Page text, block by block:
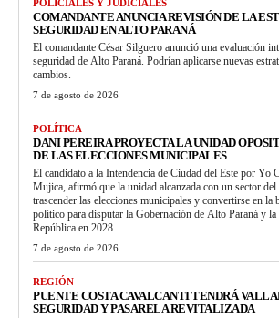
POLICIALES Y JUDICIALES
COMANDANTE ANUNCIA REVISIÓN DE LA
SEGURIDAD EN ALTO PARANÁ
El comandante César Silguero anunció una evaluación
seguridad de Alto Paraná. Podrían aplicarse nuevas
cambios.
7 de agosto de 2026
POLÍTICA
DANI PEREIRA PROYECTA LA UNIDAD
DE LAS ELECCIONES MUNICIPALES
El candidato a la Intendencia de Ciudad del Este por Yo
Mujica, afirmó que la unidad alcanzada con un sector
trascender las elecciones municipales y convertirse en la
político para disputar la Gobernación de Alto Paraná y la
República en 2028.
7 de agosto de 2026
REGIÓN
PUENTE COSTA CAVALCANTI TENDRÁ
SEGURIDAD Y PASARELA REVITALIZADA